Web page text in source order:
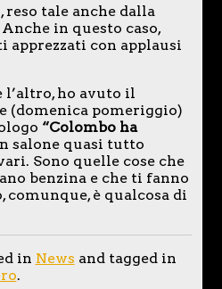
tale anche dalla
in questo caso,
apprezzati con applausi
l’altro, ho avuto il
(domenica pomeriggio)
“Colombo ha
salone quasi tutto
Sono quelle cose che
benzina e che ti fanno
comunque, è qualcosa di
in News and tagged in
.